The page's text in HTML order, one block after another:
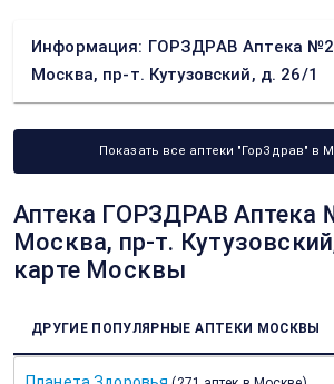
Информация: ГОРЗДРАВ Аптека
Москва, пр-т. Кутузовский, д. 26/1
Показать все аптеки "ГорЗдрав" в
Аптека ГОРЗДРАВ Аптека
Москва, пр-т.
карте Москвы
ДРУГИЕ ПОПУЛЯРНЫЕ АПТЕКИ МОСКВЫ